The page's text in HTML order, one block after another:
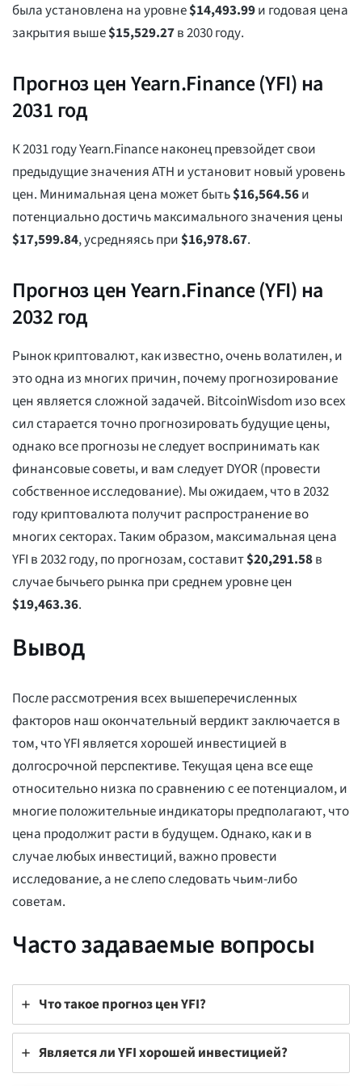
была установлена на уровне$14,493.99и годовая цена
закрытия выше$15,529.27в 2030 году.
Прогноз цен Yearn.Finance (YFI) на
2031 год
К 2031 году Yearn.Finance наконец превзойдет свои
предыдущие значения ATH и установит новый уровень
цен. Минимальная цена может быть$16,564.56и
потенциально достичь максимального значения цены
$17,599.84, усредняясь при$16,978.67.
Прогноз цен Yearn.Finance (YFI) на
2032 год
Рынок криптовалют, как известно, очень волатилен, и
это одна из многих причин, почему прогнозирование
цен является сложной задачей. BitcoinWisdom изо всех
сил старается точно прогнозировать будущие цены,
однако все прогнозы не следует воспринимать как
финансовые советы, и вам следует DYOR (провести
собственное исследование). Мы ожидаем, что в 2032
году криптовалюта получит распространение во
многих секторах. Таким образом, максимальная цена
YFI в 2032 году, по прогнозам, составит$20,291.58в
случае бычьего рынка при среднем уровне цен
$19,463.36.
Вывод
После рассмотрения всех вышеперечисленных
факторов наш окончательный вердикт заключается в
том, что YFI является хорошей инвестицией в
долгосрочной перспективе. Текущая цена все еще
относительно низка по сравнению с ее потенциалом, и
многие положительные индикаторы предполагают, что
цена продолжит расти в будущем. Однако, как и в
случае любых инвестиций, важно провести
исследование, а не слепо следовать чьим-либо
советам.
Часто задаваемые вопросы
Что такое прогноз цен YFI?
Является ли YFI хорошей инвестицией?